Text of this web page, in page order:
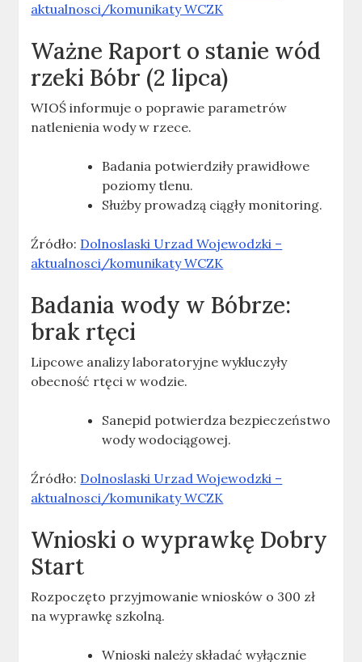
aktualnosci/komunikaty WCZK
Ważne Raport o stanie wód
rzeki Bóbr (2 lipca)
WIOŚ informuje o poprawie parametrów
natlenienia wody w rzece.
Badania potwierdziły prawidłowe
poziomy tlenu.
Służby prowadzą ciągły monitoring.
Źródło: Dolnoslaski Urzad Wojewodzki –
aktualnosci/komunikaty WCZK
Badania wody w Bóbrze:
brak rtęci
Lipcowe analizy laboratoryjne wykluczyły
obecność rtęci w wodzie.
Sanepid potwierdza bezpieczeństwo
wody wodociągowej.
Źródło: Dolnoslaski Urzad Wojewodzki –
aktualnosci/komunikaty WCZK
Wnioski o wyprawkę Dobry
Start
Rozpoczęto przyjmowanie wniosków o 300 zł
na wyprawkę szkolną.
Wnioski należy składać wyłącznie